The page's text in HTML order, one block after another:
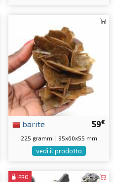
59€
barite
225 grammi | 95x60x55 mm
vedi il prodotto
PRO